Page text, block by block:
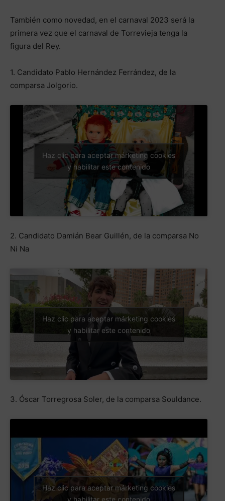
También como novedad, en el carnaval 2023 será la
primera vez que el carnaval de Torrevieja tenga la
figura del Rey.
1. Candidato Pablo Hernández Ferrández, de la
comparsa Jolgorio.
Haz clic para aceptar márketing cookies
y habilitar este contenido
2. Candidato Damián Bear Guillén, de la comparsa No
Ni Na
Haz clic para aceptar márketing cookies
y habilitar este contenido
3. Óscar Torregrosa Soler, de la comparsa Souldance.
Haz clic para aceptar márketing cookies
y habilitar este contenido